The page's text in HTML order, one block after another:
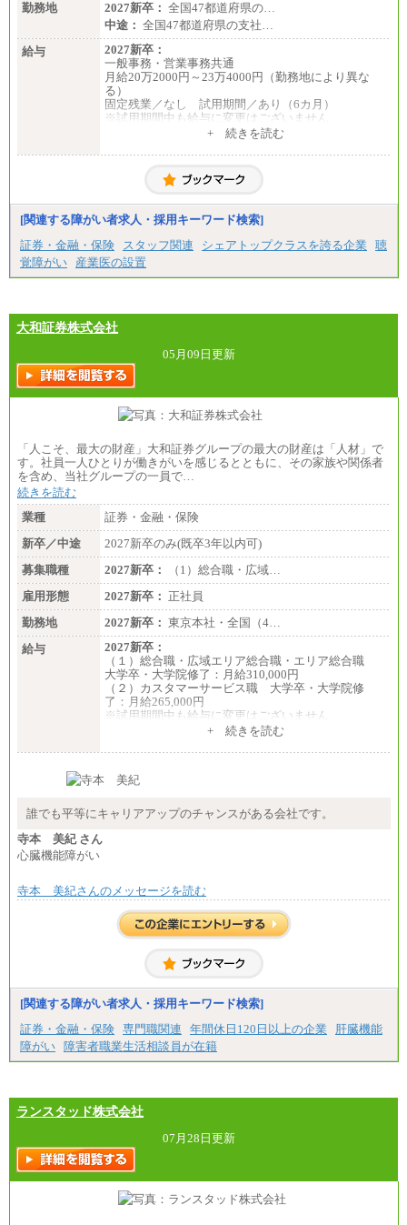
勤務地
2027新卒： 全国47都道府県の…
中途： 全国47都道府県の支社…
給与
2027新卒：
一般事務・営業事務共通
月給20万2000円～23万4000円（勤務地により異な
る）
固定残業／なし 試用期間／あり（6カ月）
※試用期間中も給与に変更はございません
月給20万2000円～23万4000円（勤務地により異な
固定残業／なし 試用期間／あり（6か月）
+ 続きを読む
[関連する障がい者求人・採用キーワード検索]
証券・金融・保険
スタッフ関連 シェアトップクラスを誇る企業
聴
覚障がい
産業医の設置
大和証券株式会社
05月09日更新
「人こそ、最大の財産」大和証券グループの最大の財産は「人材」で
す。社員一人ひとりが働きがいを感じるとともに、その家族や関係者
を含め、当社グループの一員で…
続きを読む
業種
証券・金融・保険
新卒／中途
2027新卒のみ(既卒3年以内可)
募集職種
2027新卒：
（1）総合職・広域…
雇用形態
2027新卒： 正社員
勤務地
2027新卒： 東京本社・全国（4…
給与
2027新卒：
（１）総合職・広域エリア総合職・エリア総合職
大学卒・大学院修了：月給310,000円
（２）カスタマーサービス職 大学卒・大学院修
了：月給265,000円
※試用期間中も給与に変更はございません
+ 続きを読む
誰でも平等にキャリアアップのチャンスがある会社です。
寺本 美紀 さん
心臓機能障がい
寺本 美紀さんのメッセージを読む
[関連する障がい者求人・採用キーワード検索]
証券・金融・保険 専門職関連 年間休日120日以上の企業
肝臓機能
障がい 障害者職業生活相談員が在籍
ランスタッド株式会社
07月28日更新